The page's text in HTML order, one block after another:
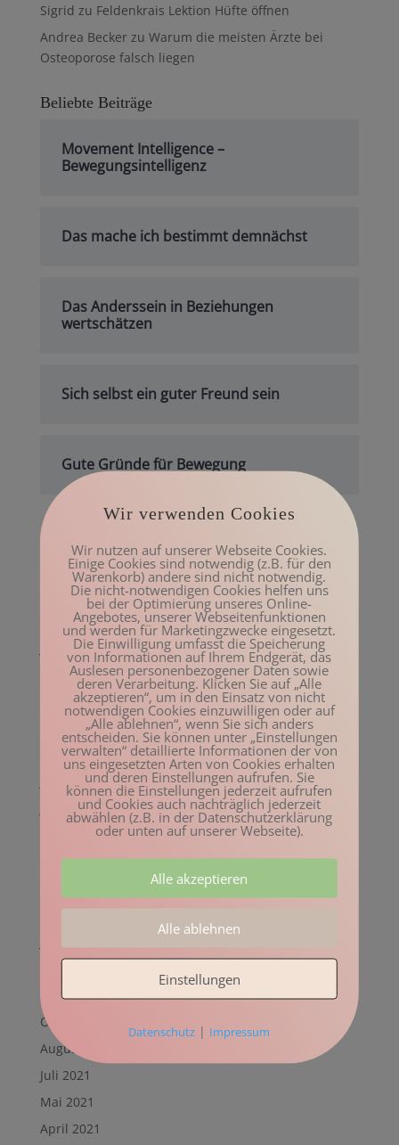
Sigrid zu Feldenkrais Lektion Hüfte öffnen
Andrea Beckerzu Warum die meisten Ärzte bei
Osteoporose falsch liegen
Beliebte Beiträge
Movement Intelligence –
Bewegungsintelligenz
Das mache ich bestimmt demnächst
Das Anderssein in Beziehungen
wertschätzen
Sich selbst ein guter Freund sein
Gute Gründe für Bewegung
Archiv
Mai 2023
März 2023
Februar 2023
Januar 2023
Dezember 2022
November 2022
Oktober 2022
August 2022
Juli 2022
Juni 2022
April 2022
Februar 2022
Dezember 2021
November 2021
Oktober 2021
August 2021
Juli 2021
Mai 2021
April 2021
Wir verwenden Cookies
Wir nutzen auf unserer Webseite Cookies.
Einige Cookies sind notwendig (z.B. für den
Warenkorb) andere sind nicht notwendig.
Die nicht-notwendigen Cookies helfen uns
bei der Optimierung unseres Online-
Angebotes, unserer Webseitenfunktionen
und werden für Marketingzwecke eingesetzt.
Die Einwilligung umfasst die Speicherung
von Informationen auf Ihrem Endgerät, das
Auslesen personenbezogener Daten sowie
deren Verarbeitung. Klicken Sie auf „Alle
akzeptieren“, um in den Einsatz von nicht
notwendigen Cookies einzuwilligen oder auf
„Alle ablehnen“, wenn Sie sich anders
entscheiden. Sie können unter „Einstellungen
verwalten“ detaillierte Informationen der von
uns eingesetzten Arten von Cookies erhalten
und deren Einstellungen aufrufen. Sie
können die Einstellungen jederzeit aufrufen
und Cookies auch nachträglich jederzeit
abwählen (z.B. in der Datenschutzerklärung
oder unten auf unserer Webseite).
Alle akzeptieren
Alle ablehnen
Einstellungen
Datenschutz | Impressum